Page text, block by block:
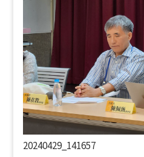
20240429_141657